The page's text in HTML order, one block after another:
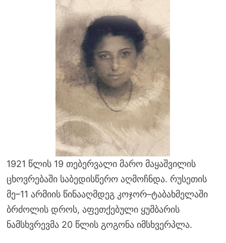
1921 წლის 19 თებერვალი მარო მაყაშვილის
ცხოვრებაში საბედისწერო აღმოჩნდა. რუსეთის
მე–11 არმიის წინააღმდეგ კოჯორ–ტაბახმელაში
ბრძოლის დროს, აფეთქებული ყუმბარის
ნამსხვრევმა 20 წლის გოგონა იმსხვერპლა.